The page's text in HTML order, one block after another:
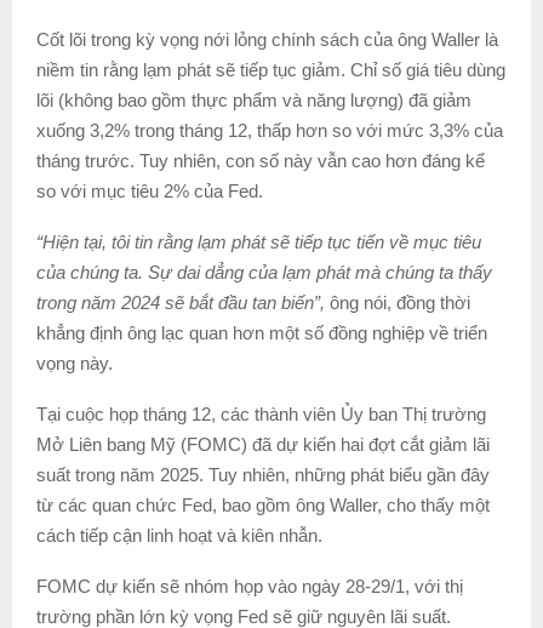
Cốt lõi trong kỳ vọng nới lỏng chính sách của ông Waller là
niềm tin rằng lạm phát sẽ tiếp tục giảm. Chỉ số giá tiêu dùng
lõi (không bao gồm thực phẩm và năng lượng) đã giảm
xuống 3,2% trong tháng 12, thấp hơn so với mức 3,3% của
tháng trước. Tuy nhiên, con số này vẫn cao hơn đáng kể
so với mục tiêu 2% của Fed.
“Hiện tại, tôi tin rằng lạm phát sẽ tiếp tục tiến về mục tiêu
của chúng ta. Sự dai dẳng của lạm phát mà chúng ta thấy
trong năm 2024 sẽ bắt đầu tan biến”, ông nói, đồng thời
khẳng định ông lạc quan hơn một số đồng nghiệp về triển
vọng này.
Tại cuộc họp tháng 12, các thành viên Ủy ban Thị trường
Mở Liên bang Mỹ (FOMC) đã dự kiến hai đợt cắt giảm lãi
suất trong năm 2025. Tuy nhiên, những phát biểu gần đây
từ các quan chức Fed, bao gồm ông Waller, cho thấy một
cách tiếp cận linh hoạt và kiên nhẫn.
FOMC dự kiến sẽ nhóm họp vào ngày 28-29/1, với thị
trường phần lớn kỳ vọng Fed sẽ giữ nguyên lãi suất.